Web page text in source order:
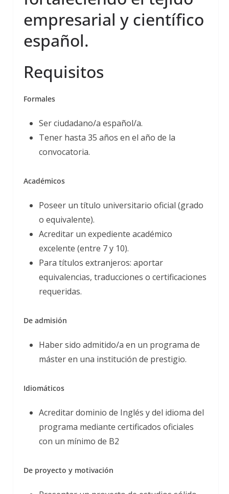
empresarial y científico
español.
Requisitos
Formales
Ser ciudadano/a español/a.
Tener hasta 35 años en el año de la
convocatoria.
Académicos
Poseer un título universitario oficial (grado
o equivalente).
Acreditar un expediente académico
excelente (entre 7 y 10).
Para títulos extranjeros: aportar
equivalencias, traducciones o certificaciones
requeridas.
De admisión
Haber sido admitido/a en un programa de
máster en una institución de prestigio.
Idiomáticos
Acreditar dominio de Inglés y del idioma del
programa mediante certificados oficiales
con un mínimo de B2
De proyecto y motivación